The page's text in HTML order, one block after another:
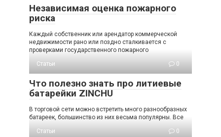
Независимая оценка пожарного
риска
Каждый собственник или арендатор коммерческой
недвижимости рано или поздно сталкивается с
проверками государственного пожарного
Статьи
0
Что полезно знать про литиевые
батарейки ZINCHU
В торговой сети можно встретить много разнообразных
батареек, большинство из них весьма популярны. Все
Статьи
0